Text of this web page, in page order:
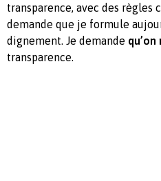
transparence, avec des règles
demande que je formule
dignement. Je demande
transparence.